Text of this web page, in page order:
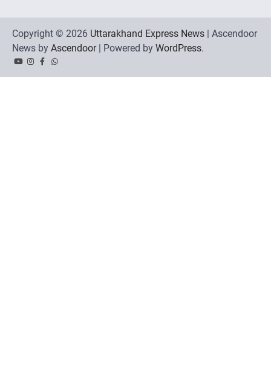
Copyright © 2026 Uttarakhand Express News | Ascendoor
News by Ascendoor| Powered by WordPress.
YouTubeInstagram
Facebook
Whatsapp